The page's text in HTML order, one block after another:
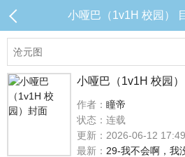
小哑巴（1v1H 校园）
小哑巴（1v1H 校园）
作者： 瞳帝
状态：连载
更新：2026-06-12
最新： 29-我不会啊，我